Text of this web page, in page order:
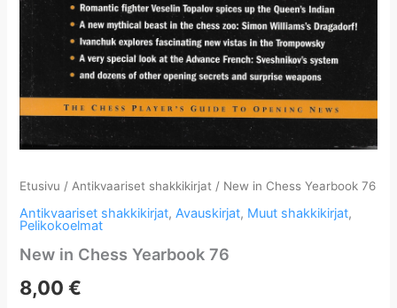
Etusivu / Antikvaariset shakkikirjat / New in Chess Yearbook 76
Antikvaariset shakkikirjat,Avauskirjat, Muut shakkikirjat,
Pelikokoelmat
New in Chess Yearbook 76
8,00€